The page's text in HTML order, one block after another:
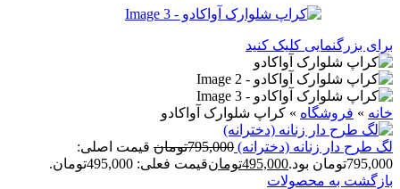
برای بزرگنمایی کلیک کنید
خانه » فروشگاه » کراپ شلوارک آواکادو
لگ طرح دار زنانه (دخترانه) 795,000تومان قیمت اصلی:
795,000تومان بود.
495,000تومانقیمت فعلی: 495,000تومان.
بازگشت به محصولات